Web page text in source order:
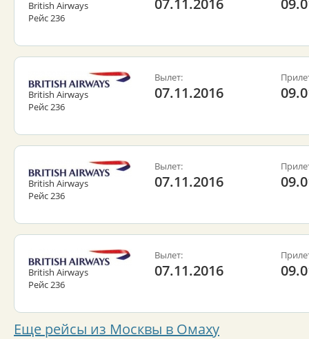
British Airways
Рейс 236
07.11.2016
British Airways
Рейс 236
Вылет:
07.11.2016
British Airways
Рейс 236
Вылет:
07.11.2016
British Airways
Рейс 236
Вылет:
07.11.2016
Еще рейсы из Москвы в Омаху